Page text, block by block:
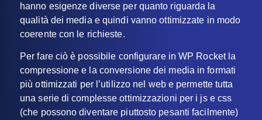
hanno esigenze diverse per quanto riguarda la
qualità dei media e quindi vanno ottimizzate in modo
coerente con le richieste.
Per fare ciò è possibile configurare in WP Rocket la
compressione e la conversione dei media in formati
più ottimizzati per l’utilizzo nel web e permette tutta
una serie di complesse ottimizzazioni per i js e css
(che possono diventare piuttosto pesanti facilmente)